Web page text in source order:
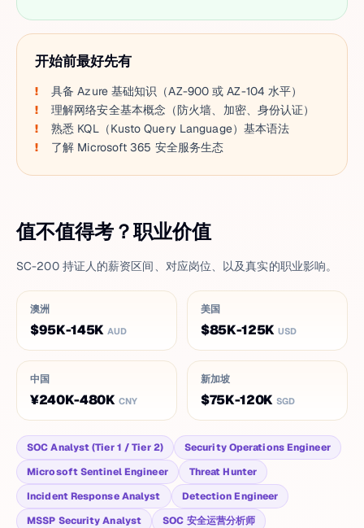
开始前最好先有
具备 Azure 基础知识（AZ-900 或 AZ-104 水平）
理解网络安全基本概念（防火墙、加密、身份认证）
熟悉 KQL（Kusto Query Language）基本语法
了解 Microsoft 365 安全服务生态
值不值得考？职业价值
SC-200 持证人的薪资区间、对应岗位、以及真实的职业影响。
澳洲
$95K-145K AUD
美国
$85K-125K USD
中国
¥240K-480K CNY
新加坡
$75K-120K SGD
SOC Analyst (Tier 1 / Tier 2)
Security Operations Engineer
Microsoft Sentinel Engineer
Threat Hunter
Incident Response Analyst
Detection Engineer
MSSP Security Analyst
SOC 安全运营分析师